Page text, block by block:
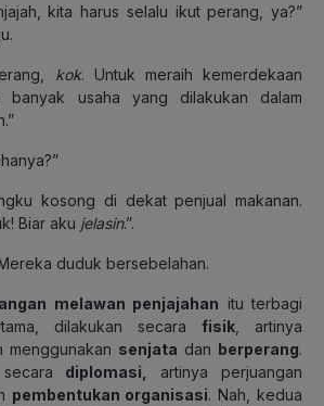
kita harus selalu ikut perang, ya?”
kok. Untuk meraih kemerdekaan
banyak usaha yang dilakukan dalam
kosong di dekat penjual makanan.
Biar aku jelasin.”.
duduk bersebelahan.
melawan penjajahan itu terbagi
dilakukan secara fisik , artinya
menggunakan senjata dan berperang.
diplomasi,
artinya perjuangan
pembentukan organisasi. Nah, kedua